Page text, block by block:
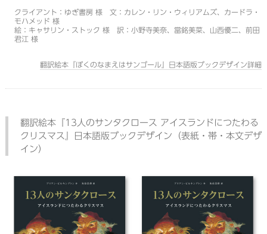
クライアント：ゆぎ書房 様 文：カレン・リン・ウィリアムズ、カードラ・
モハメッド 様
絵：キャサリン・ストック 様 訳：小野寺美奈、當銘美菜、山西優二、前田
君江 様
翻訳絵本『ぼくのなまえはサンゴール』日本語版ブックデザイン詳細
翻訳絵本『13人のサンタクロース アイスランドにつたわる
クリスマス』日本語版ブックデザイン（表紙・帯・本文デザ
イン）